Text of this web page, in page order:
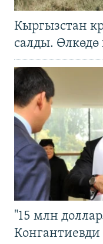
Кыргызстан
салды.
"15 млн
Конгантиевди